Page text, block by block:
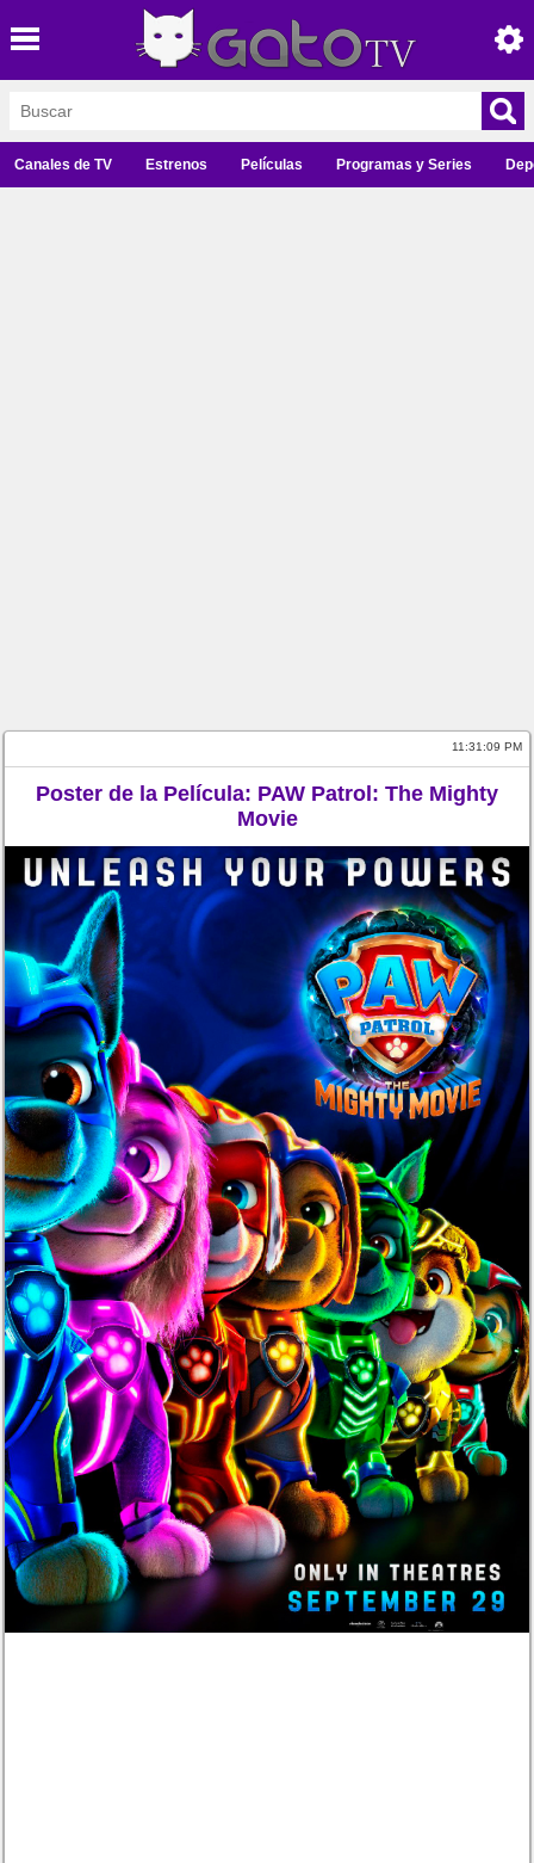
Canales de TV Estrenos Películas Programas y Series
11:31:09 PM
Poster de la Película: PAW Patrol: The Mighty
Movie